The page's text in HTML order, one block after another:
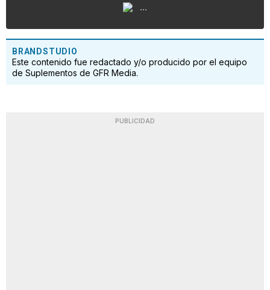
...
BRANDSTUDIO
Este contenido fue redactado y/o producido por el equipo
de Suplementos de GFR Media.
PUBLICIDAD